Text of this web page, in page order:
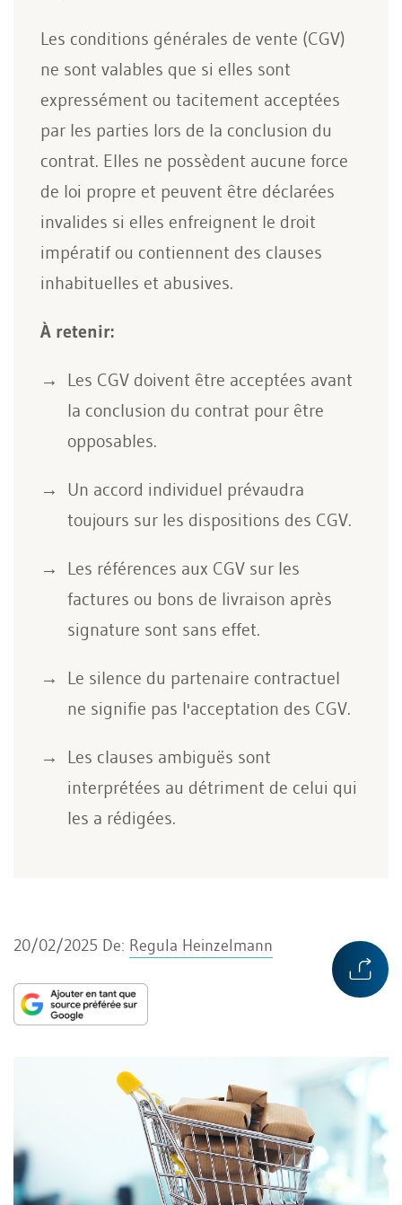
Les conditions générales de vente (CGV)
ne sont valables que si elles sont
expressément ou tacitement acceptées
par les parties lors de la conclusion du
contrat. Elles ne possèdent aucune force
de loi propre et peuvent être déclarées
invalides si elles enfreignent le droit
impératif ou contiennent des clauses
inhabituelles et abusives.
À retenir:
Les CGV doivent être acceptées avant
la conclusion du contrat pour être
opposables.
Un accord individuel prévaudra
toujours sur les dispositions des CGV.
Les références aux CGV sur les
factures ou bons de livraison après
signature sont sans effet.
Le silence du partenaire contractuel
ne signifie pas l'acceptation des CGV.
Les clauses ambiguës sont
interprétées au détriment de celui qui
les a rédigées.
20/02/2025 De: Regula Heinzelmann